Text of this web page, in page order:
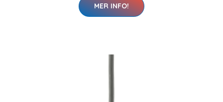
MER INFO!